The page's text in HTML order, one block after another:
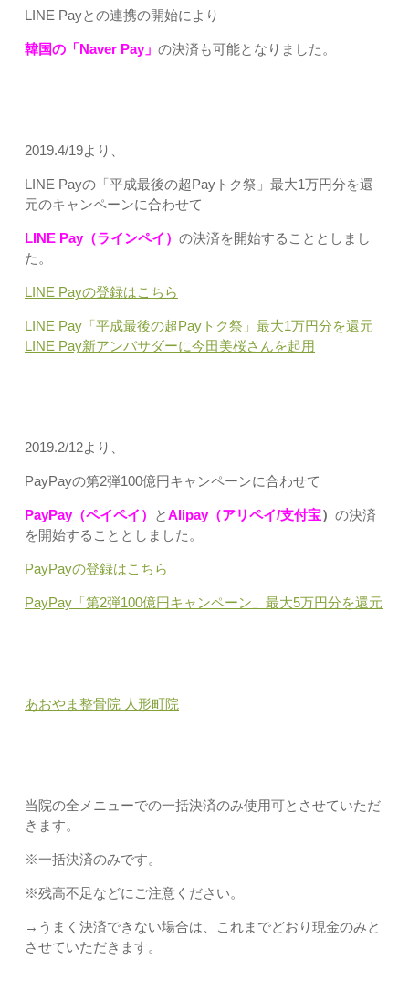
LINE Payとの連携の開始により
韓国の「Naver Pay」 の決済も可能となりました。
2019.4/19より、
LINE Payの「平成最後の超Payトク祭」最大1万円分を還
元のキャンペーンに合わせて
LINE Pay（ラインペイ） の決済を開始することとしまし
た。
LINE Payの登録はこちら
LINE Pay「平成最後の超Payトク祭」最大1万円分を還元
LINE Pay新アンバサダーに今田美桜さんを起用
2019.2/12より、
PayPayの第2弾100億円キャンペーンに合わせて
PayPay（ペイペイ） とAlipay（アリペイ/支付宝） の決済
を開始することとしました。
PayPayの登録はこちら
PayPay「第2弾100億円キャンペーン」最大5万円分を還元
あおやま整骨院 人形町院
当院の全メニューでの一括決済のみ使用可とさせていただ
きます。
※一括決済のみです。
※残高不足などにご注意ください。
→うまく決済できない場合は、これまでどおり現金のみと
させていただきます。